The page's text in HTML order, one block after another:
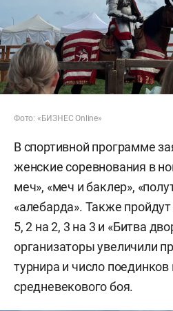
Фото: «БИЗНЕС Online»
В спортивной программе
женские соревнования в
меч», «меч и баклер»,
«алебарда». Также
5, 2 на 2, 3 на 3 и «Битва
организаторы увеличили
турнира и число поединков
средневекового боя.